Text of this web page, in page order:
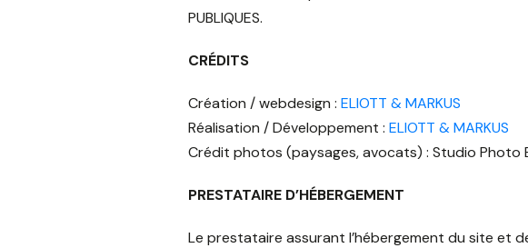
PUBLIQUES.
CRÉDITS
Création / webdesign : ELIOTT & MARKUS
Réalisation / Développement : ELIOTT & MARKUS
Crédit photos (paysages, avocats) : Studio Photo
PRESTATAIRE D’HÉBERGEMENT
Le prestataire assurant l’hébergement du site et